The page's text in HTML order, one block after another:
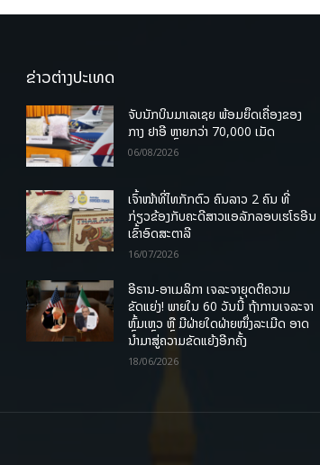
ຂ່າວຕ່າງປະເທດ
ຈັບນັກບິນມາເລເຊຍ ພ້ອມຍຶດເຄື່ອງຂອງ
ກາງ ຢາອີ ຫຼາຍກວ່າ 70,000 ເມັດ
06/08/2026
ເຈົ້າໜ້າທີ່ໄທກັກຕົວ ຄົນລາວ 2 ຄົນ ທີ່
ກ່ຽວຂ້ອງກັບຄະດີສາວແອລັກລອບເຮໂຣອີນ
ເຂົ້າອົດສະຕາລີ
16/07/2026
ອີຣານ-ອາເມລິກາ ເຈລະຈາຍຸດຕິຄວາມ
ຂັດແຍ່ງ! ພາຍໃນ 60 ວັນນີ້ ຖ້າການເຈລະຈາ
ຫຼົ້ມເຫຼວ ຫຼື ມີຝ່າຍໃດຝ່າຍໜຶ່ງລະເມີດ ອາດ
ນໍາມາສູ່ຄວາມຂັດແຍ້ງອີກຄັ້ງ
18/06/2026